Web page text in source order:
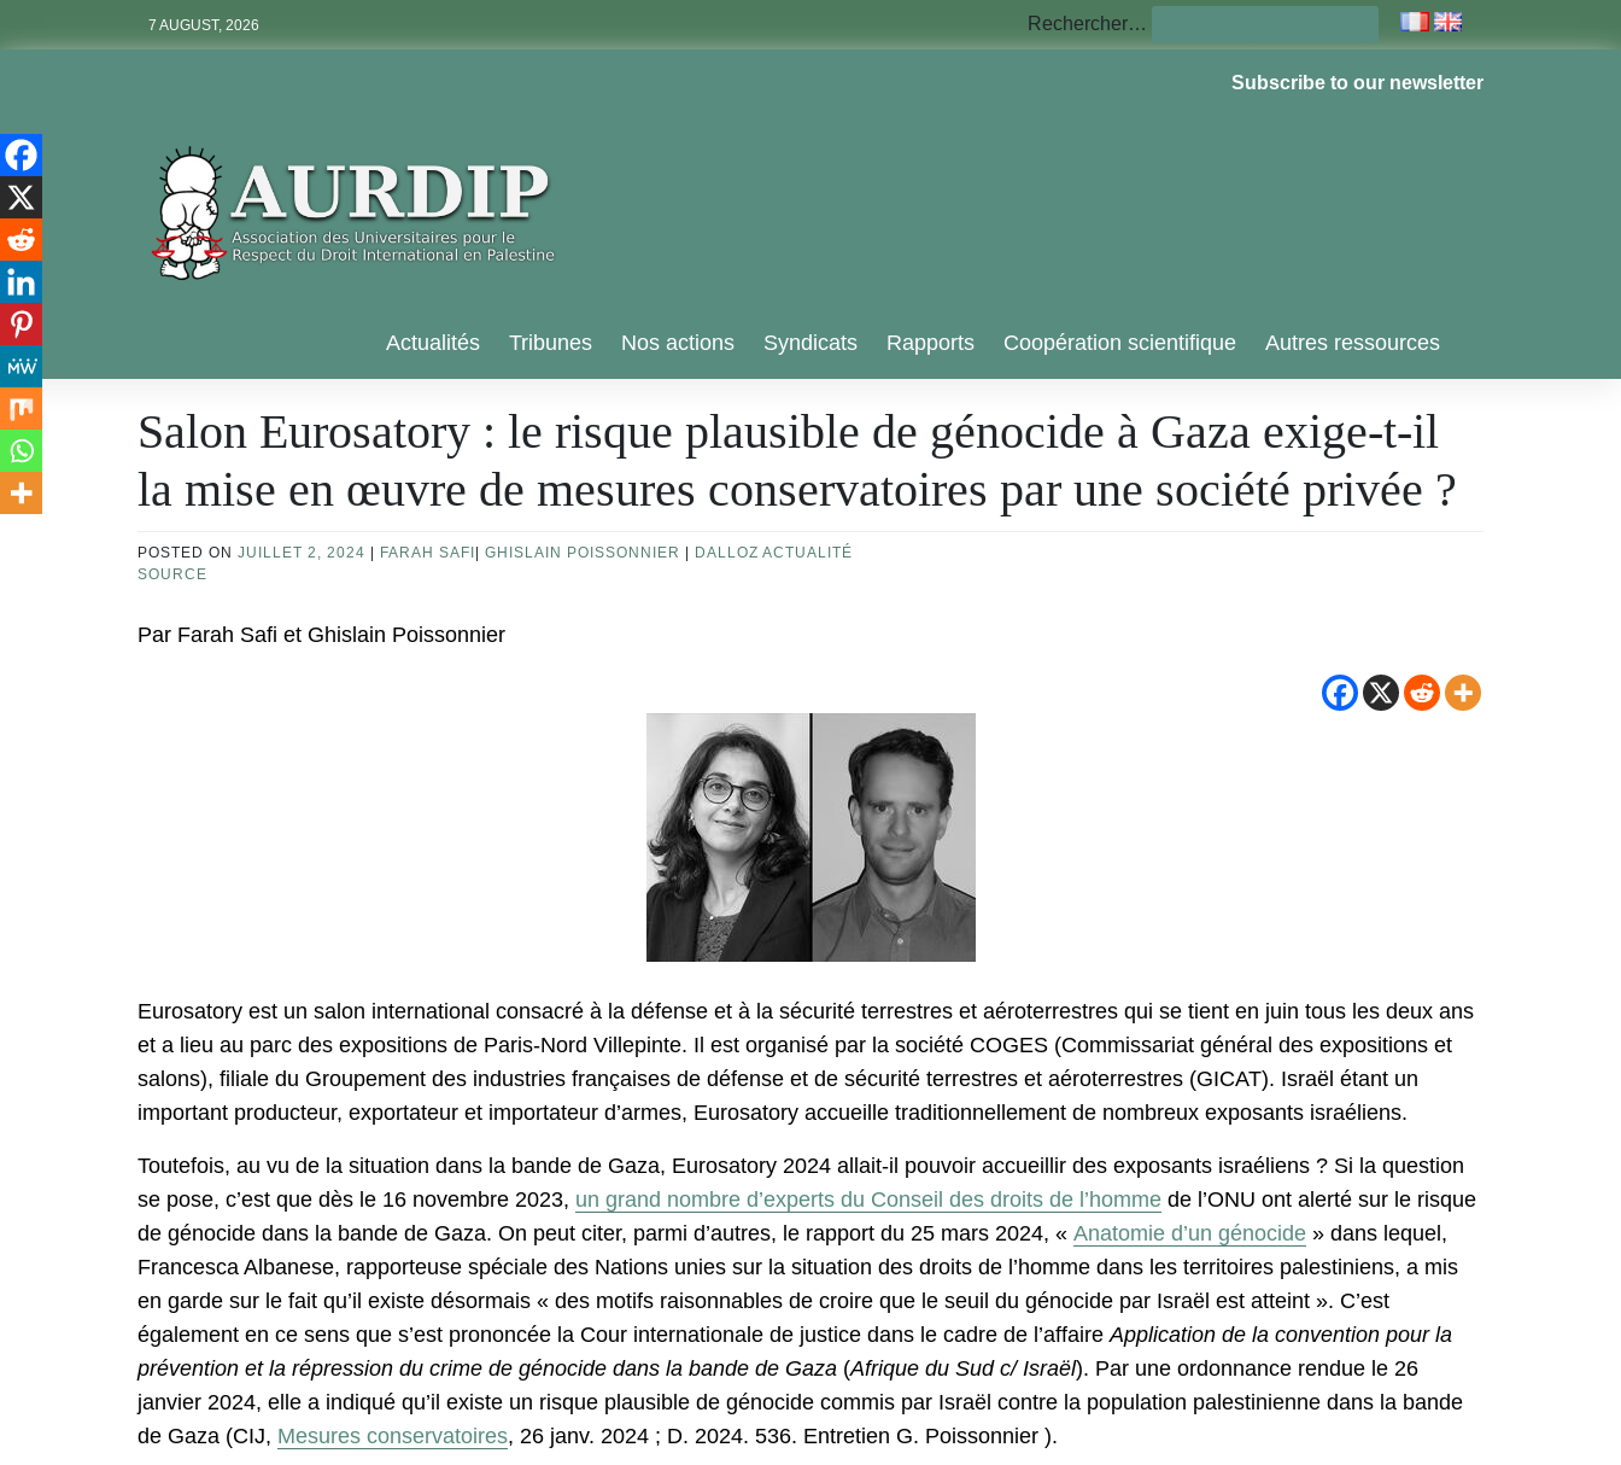
7 AUGUST, 2026 Rechercher…
Subscribe to our newsletter
Aurdip
Actualités Tribunes Nos actions Syndicats Rapports Coopération scientifique Autres ressources
Salon Eurosatory : le risque plausible de génocide à Gaza exige-t-il
la mise en œuvre de mesures conservatoires par une société privée ?
POSTED ON JUILLET 2, 2024 FARAH SAFI GHISLAIN POISSONNIER
DALLOZ ACTUALITÉ
SOURCE
Par Farah Safi et Ghislain Poissonnier
Eurosatory est un salon international consacré à la défense et à la sécurité terrestres et aéroterrestres qui se tient en juin tous les deux ans
et a lieu au parc des expositions de Paris-Nord Villepinte. Il est organisé par la société COGES (Commissariat général des expositions et
salons), filiale du Groupement des industries françaises de défense et de sécurité terrestres et aéroterrestres (GICAT). Israël étant un
important producteur, exportateur et importateur d’armes, Eurosatory accueille traditionnellement de nombreux exposants israéliens.
Toutefois, au vu de la situation dans la bande de Gaza, Eurosatory 2024 allait-il pouvoir accueillir des exposants israéliens ? Si la question
se pose, c’est que dès le 16 novembre 2023, un grand nombre d’experts du Conseil des droits de l’homme de l’ONU ont alerté sur le risque
de génocide dans la bande de Gaza. On peut citer, parmi d’autres, le rapport du 25 mars 2024, « Anatomie d’un génocide » dans lequel,
Francesca Albanese, rapporteuse spéciale des Nations unies sur la situation des droits de l’homme dans les territoires palestiniens, a mis
en garde sur le fait qu’il existe désormais « des motifs raisonnables de croire que le seuil du génocide par Israël est atteint ». C’est
également en ce sens que s’est prononcée la Cour internationale de justice dans le cadre de l’affaire Application de la convention pour la
prévention et la répression du crime de génocide dans la bande de Gaza (Afrique du Sud c/ Israël). Par une ordonnance rendue le 26
janvier 2024, elle a indiqué qu’il existe un risque plausible de génocide commis par Israël contre la population palestinienne dans la bande
de Gaza (CIJ, Mesures conservatoires, 26 janv. 2024 ; D. 2024. 536. Entretien G. Poissonnier ).